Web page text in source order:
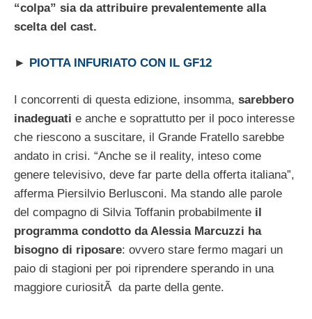
“colpa” sia da attribuire prevalentemente alla
scelta del cast.
► PIOTTA INFURIATO CON IL GF12
I concorrenti di questa edizione, insomma, sarebbero
inadeguati e anche e soprattutto per il poco interesse
che riescono a suscitare, il Grande Fratello sarebbe
andato in crisi. “Anche se il reality, inteso come
genere televisivo, deve far parte della offerta italiana”,
afferma Piersilvio Berlusconi. Ma stando alle parole
del compagno di Silvia Toffanin probabilmente il
programma condotto da Alessia Marcuzzi ha
bisogno di riposare: ovvero stare fermo magari un
paio di stagioni per poi riprendere sperando in una
maggiore curiositÃ da parte della gente.